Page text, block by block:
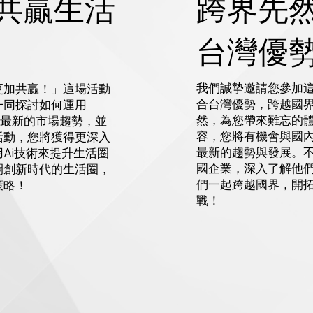
贏生活
共贏！」這場活動
探討如何運用
新的市場趨勢，並
，您將獲得更深入
技術來提升生活圈
新時代的生活圈，
！
跨界先
台灣優
我們誠摯邀請您參加
合台灣優勢，跨越國
然，為您帶來難忘的
容，您將有機會與國
最新的趨勢與發展。
國企業，深入了解他
們一起跨越國界，開
戰！